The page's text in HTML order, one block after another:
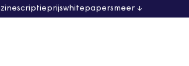
scriptieprijswhitepapersmeer